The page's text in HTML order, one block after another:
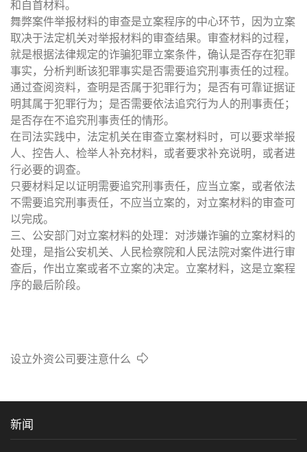
和自首材料。
舞弊案件举报材料的审查是立案程序的中心环节，因为立案
取决于法定机关对举报材料的审查结果。审查材料的过程，
就是根据法律规定的诈骗犯罪立案条件，确认是否存在犯罪
事实，分析判断该犯罪事实是否需要追究刑事责任的过程。
通过查阅资料，查明是否属于犯罪行为；是否有可靠证据证
明其属于犯罪行为；是否需要依法追究行为人的刑事责任；
是否存在不追究刑事责任的情形。
在司法实践中，法定机关在审查立案材料时，可以要求举报
人、控告人、检举人补充材料，或者要求补充说明，或者进
行必要的调查。
只要材料足以证明需要追究刑事责任，应当立案，或者依法
不需要追究刑事责任，不应当立案的，对立案材料的审查可
以完成。
三、公安部门对立案材料的处理：对涉嫌诈骗的立案材料的
处理，是指公安机关、人民检察院和人民法院对案件进行审
查后，作出立案或者不立案的决定。立案材料，这是立案程
序的最后阶段。
设立外资公司要注意什么
新闻